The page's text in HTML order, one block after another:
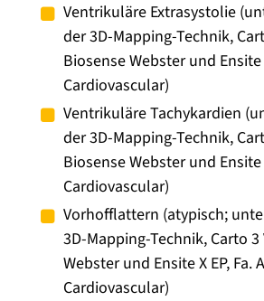
Ventrikuläre Extrasystolie
der 3D-Mapping-Technik,
Biosense Webster und Ensite
Cardiovascular)
Ventrikuläre Tachykardien
der 3D-Mapping-Technik,
Biosense Webster und Ensite
Cardiovascular)
Vorhofflattern (atypisch;
3D-Mapping-Technik, Carto 3
Webster und Ensite X EP, Fa.
Cardiovascular)